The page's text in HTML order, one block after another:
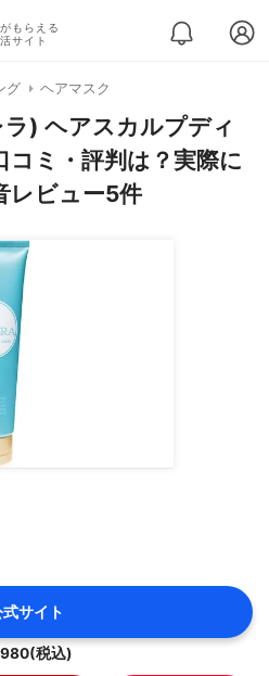
もらえる
サイト
グ ヘアマスク
) ヘアスカルプディ
ミ・評判は？実際に
レビュー5件
サイト
税込)